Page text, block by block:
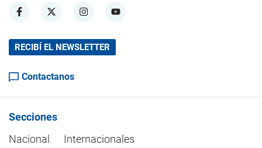
RECIBÍ EL NEWSLETTER
Contactanos
Secciones
Nacional
Internacionales